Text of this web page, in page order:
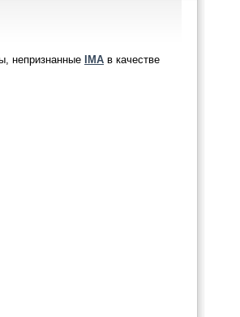
непризнанные IMA в качестве